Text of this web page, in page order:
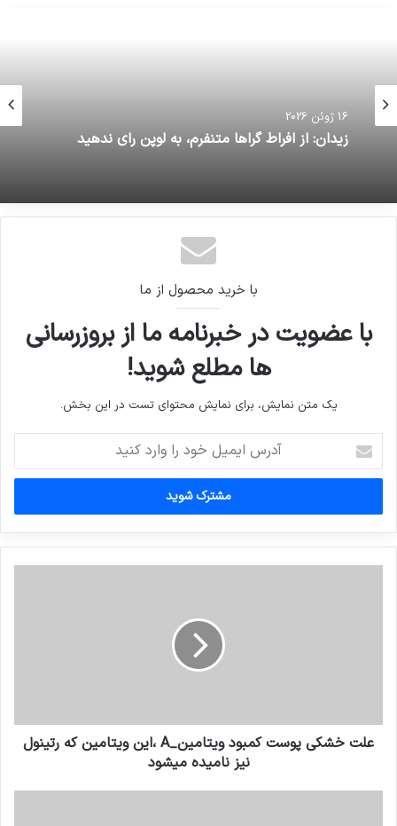
16 ژوئن 2026
زیدان: از افراط گراها متنفرم، به لوپن رای ندهید
با خرید محصول از ما
با عضویت در خبرنامه ما از بروزرسانی
ها مطلع شوید!
یک متن نمایش، برای نمایش محتوای تست در این بخش.
ایمیل
خود
وارد
کنید
علت خشکی پوست کمبود ویتامین_A ،این ویتامین که رتینول
نیز نامیده میشود